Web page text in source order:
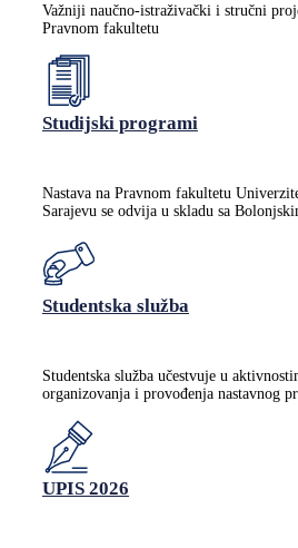
Važniji naučno-istraživački i stručni
Pravnom fakultetu
Studijski programi
Nastava na Pravnom fakultetu
Sarajevu se odvija u skladu sa
Studentska služba
Studentska služba učestvuje u
organizovanja i provođenja nastavnog
UPIS 2026